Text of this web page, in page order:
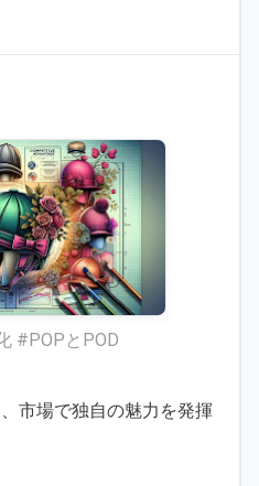
#POPとPOD
市場で独自の魅力を発揮